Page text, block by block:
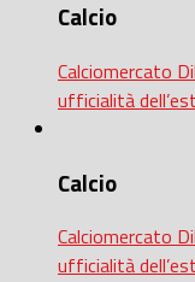
Calcio
Calciomercato
ufficialità
Calcio
Calciomercato
ufficialità